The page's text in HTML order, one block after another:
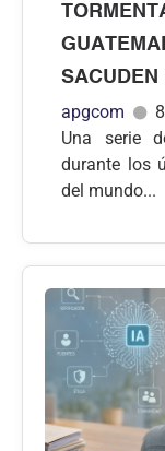
SACUDEN
apgcom
Una serie
durante los
del mundo...